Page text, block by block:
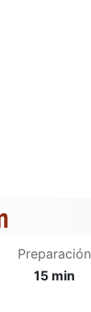
Preparación
15 min